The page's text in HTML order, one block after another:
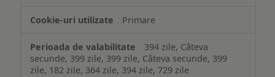
Primare
394 zile, Câteva
secunde, 399 zile, 399 zile, Câteva secunde, 399
zile, 182 zile, 364 zile, 394 zile, 729 zile